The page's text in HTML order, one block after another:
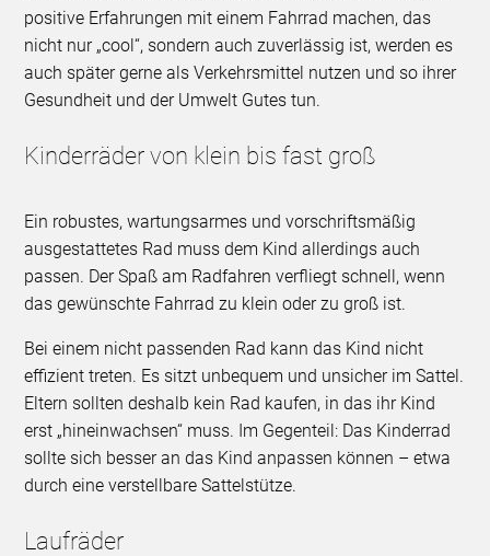
positive Erfahrungen mit einem Fahrrad machen, das
nicht nur „cool“, sondern auch zuverlässig ist, werden es
auch später gerne als Verkehrsmittel nutzen und so ihrer
Gesundheit und der Umwelt Gutes tun.
Kinderräder von klein bis fast groß
Ein robustes, wartungsarmes und vorschriftsmäßig
ausgestattetes Rad muss dem Kind allerdings auch
passen. Der Spaß am Radfahren verfliegt schnell, wenn
das gewünschte Fahrrad zu klein oder zu groß ist.
Bei einem nicht passenden Rad kann das Kind nicht
effizient treten. Es sitzt unbequem und unsicher im Sattel.
Eltern sollten deshalb kein Rad kaufen, in das ihr Kind
erst „hineinwachsen“ muss. Im Gegenteil: Das Kinderrad
sollte sich besser an das Kind anpassen können – etwa
durch eine verstellbare Sattelstütze.
Laufräder